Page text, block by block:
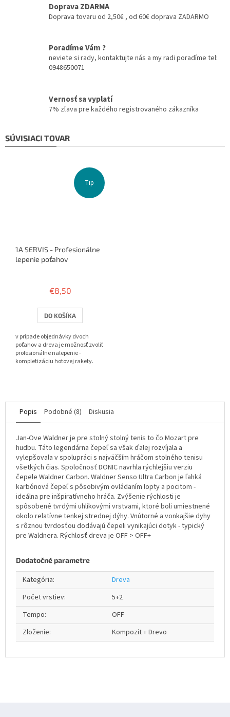
Doprava ZDARMA
Doprava tovaru od 2,50€ , od 60€ doprava ZADARMO
Poradíme Vám ?
neviete si rady, kontaktujte nás a my radi poradíme tel:
0948650071
Vernosť sa vyplatí
7% zľava pre každého registrovaného zákazníka
SÚVISIACI TOVAR
Tip
1A SERVIS - Profesionálne
lepenie poťahov
produktu
3,8
z
hviezdičiek.
€8,50
DO KOŠÍKA
v prípade objednávky dvoch
poťahov a dreva je možnosť zvoliť
profesionálne nalepenie -
kompletizáciu hotovej rakety.
Popis Podobné (8) Diskusia
Jan-Ove Waldner je pre stolný stolný tenis to čo Mozart pre
hudbu. Táto legendárna čepeľ sa však ďalej rozvíjala a
vylepšovala v spolupráci s najväčším hráčom stolného tenisu
všetkých čias. Spoločnosť DONIC navrhla rýchlejšiu verziu
čepele Waldner Carbon. Waldner Senso Ultra Carbon je ľahká
karbónová čepeľ s pôsobivým ovládaním lopty a pocitom -
ideálna pre inšpiratívneho hráča. Zvýšenie rýchlosti je
spôsobené tvrdými uhlíkovými vrstvami, ktoré boli umiestnené
okolo relatívne tenkej strednej dýhy. Vnútorné a vonkajšie dyhy
s rôznou tvrdosťou dodávajú čepeli vynikajúci dotyk - typický
pre Waldnera. Rýchlosť dreva je OFF > OFF+
Dodatočné parametre
Kategória:
Dreva
Počet vrstiev:
5+2
Tempo:
OFF
Zloženie: Kompozit + Drevo